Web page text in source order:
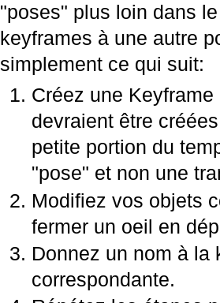
"poses" plus loin dans
keyframes à une autre
simplement ce qui suit:
Créez une
devraient être
petite portion du
"pose" et non une
Modifiez vos objets
fermer un oeil en
Donnez un nom à la
correspondante.